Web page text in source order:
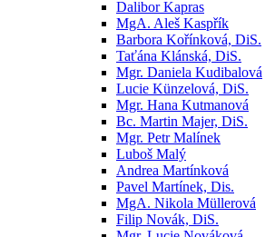
Dalibor Kapras
MgA. Aleš Kaspřík
Barbora Kořínková, DiS.
Taťána Klánská, DiS.
Mgr. Daniela Kudibalová
Lucie Künzelová, DiS.
Mgr. Hana Kutmanová
Bc. Martin Majer, DiS.
Mgr. Petr Malínek
Luboš Malý
Andrea Martínková
Pavel Martínek, Dis.
MgA. Nikola Müllerová
Filip Novák, DiS.